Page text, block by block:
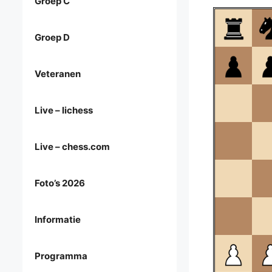
Groep D
Veteranen
Live – lichess
Live – chess.com
Foto’s 2026
Informatie
Programma